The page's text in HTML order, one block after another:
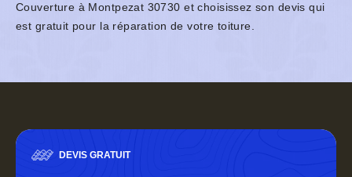
Couverture à Montpezat 30730 et choisissez son devis qui
est gratuit pour la réparation de votre toiture.
DEVIS GRATUIT